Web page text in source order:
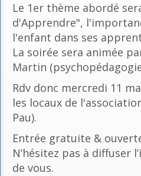
Le 1er thème abordé
d'Apprendre",
l'enfant dans ses
La soirée sera animée
Martin
Rdv donc mercredi 11
les locaux de
Pau).
Entrée gratuite &
N’hésitez pas à diffuser
de vous.